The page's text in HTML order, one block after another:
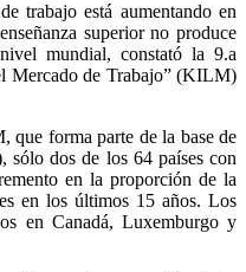
trabajo está aumentando en
superior no produce
mundial, constató la 9.a
Mercado de Trabajo” (KILM)
forma parte de la base de
dos de los 64 países con
en la proporción de la
en los últimos 15 años. Los
en Canadá, Luxemburgo y